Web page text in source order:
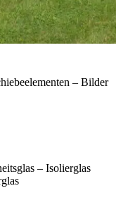
– Bilder
– Isolierglas